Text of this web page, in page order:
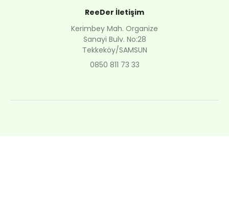
ReeDer İletişim
Kerimbey Mah. Organize
Sanayi Bulv. No:28
Tekkeköy/SAMSUN
0850 811 73 33